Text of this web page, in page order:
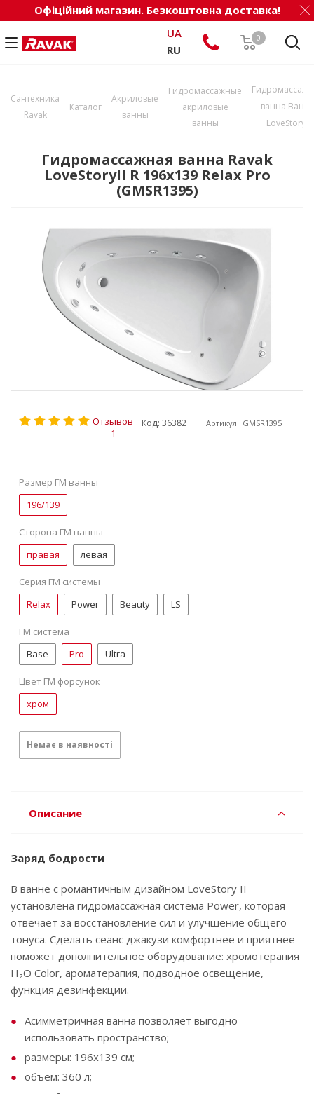
Офіційний магазин. Безкоштовна доставка!
0
UA
RU
Сантехника
Ravak
- Каталог -
Акриловые
ванны
-
Гидромассажные
акриловые
ванны
-
ванна Ванна
LoveStoryII
Гидромассажная ванна Ravak
LoveStoryII R 196x139 Relax Pro
(GMSR1395)
Отзывов
1
Код: 36382 Артикул: GMSR1395
Размер ГМ ванны
196/139
Сторона ГМ ванны
правая
левая
Серия ГМ системы
Relax
Power Beauty LS
ГМ система
Base
Pro Ultra
Цвет ГМ форсунок
хром
Немає в наявності
Описание
Заряд бодрости
В ванне с романтичным дизайном LoveStory II
установлена гидромассажная система Power, которая
отвечает за восстановление сил и улучшение общего
тонуса. Сделать сеанс джакузи комфортнее и приятнее
поможет дополнительное оборудование: хромотерапия
‌H₂O‌ ‌Color,‌ ‌ароматерапия,‌ ‌подводное ‌освещение,
функция ‌дезинфекции.
Асимметричная ванна позволяет выгодно
использовать пространство;
размеры: 196х139 см;
объем: 360 л;